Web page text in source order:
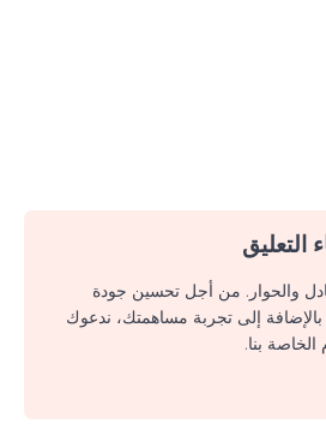
والحوار. من أجل تحسين جودة
بالإضافة إلى تجربة مساهمتك، ندعوك
بنا.